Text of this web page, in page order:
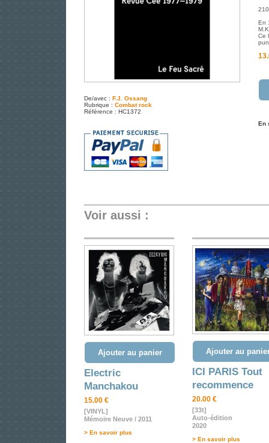
De/avec : F.J. Ossang
Rubrique : Combat rock
Référence : HC1372
En
Ce
En
Voir aussi :
Ajouter au panier
Electric
Manchakou
15.00 €
[VINYL]
Mémoire Neuve / 2011
> En savoir plus
Ajouter au
ICI PARIS Tout
recommence
20.00 €
[33t]
Auto-édition
2020
> En savoir plus